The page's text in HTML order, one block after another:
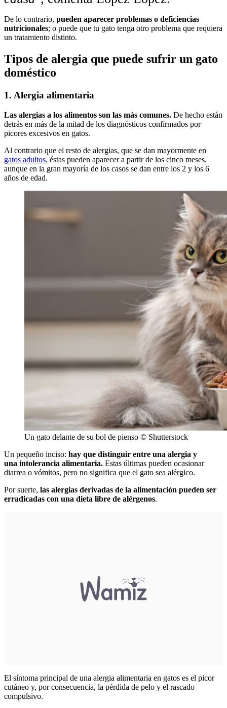
De lo contrario, pueden aparecer problemas o deficiencias
nutricionales; o puede que tu gato tenga otro problema que requiera
un tratamiento distinto.
Tipos de alergia que puede sufrir un gato
doméstico
1. Alergia alimentaria
Las alergias a los alimentos son las más comunes. De hecho están
detrás en más de la mitad de los diagnósticos confirmados por
picores excesivos en gatos.
Al contrario que el resto de alergias, que se dan mayormente en
gatos adultos, éstas pueden aparecer a partir de los cinco meses,
aunque en la gran mayoría de los casos se dan entre los 2 y los 6
años de edad.
Un gato delante de su bol de pienso © Shutterstock
Un pequeño inciso: hay que distinguir entre una alergia y
una intolerancia alimentaria. Estas últimas pueden ocasionar
diarrea o vómitos, pero no significa que el gato sea alérgico.
Por suerte, las alergias derivadas de la alimentación pueden ser
erradicadas con una dieta libre de alérgenos.
El síntoma principal de una alergia alimentaria en gatos es el picor
cutáneo y, por consecuencia, la pérdida de pelo y el rascado
compulsivo.